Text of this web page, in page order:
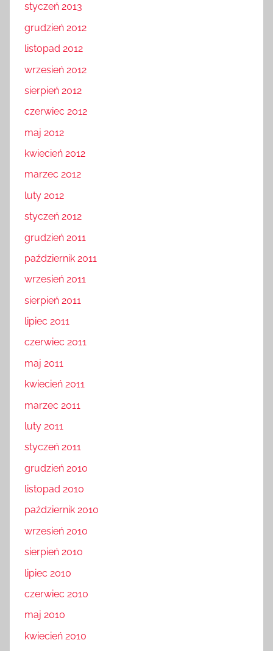
styczeń 2013
grudzień 2012
listopad 2012
wrzesień 2012
sierpień 2012
czerwiec 2012
maj 2012
kwiecień 2012
marzec 2012
luty 2012
styczeń 2012
grudzień 2011
październik 2011
wrzesień 2011
sierpień 2011
lipiec 2011
czerwiec 2011
maj 2011
kwiecień 2011
marzec 2011
luty 2011
styczeń 2011
grudzień 2010
listopad 2010
październik 2010
wrzesień 2010
sierpień 2010
lipiec 2010
czerwiec 2010
maj 2010
kwiecień 2010